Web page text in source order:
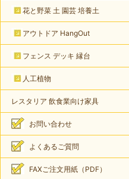
花と野菜 土 園芸 培養土
アウトドア HangOut
フェンス デッキ 縁台
人工植物
レスタリア 飲食業向け家具
お問い合わせ
よくあるご質問
FAXご注文用紙（PDF）